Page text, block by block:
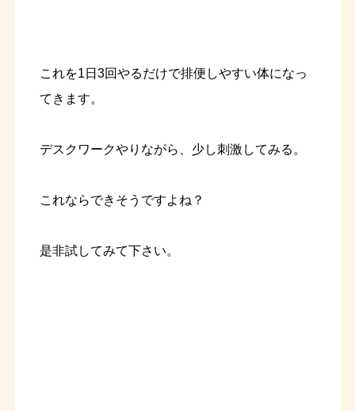
これを1日3回やるだけで排便しやすい体になっ
てきます。
デスクワークやりながら、少し刺激してみる。
これならできそうですよね？
是非試してみて下さい。